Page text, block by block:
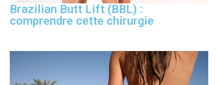
Brazilian Butt Lift (BBL) :
comprendre cette chirurgie